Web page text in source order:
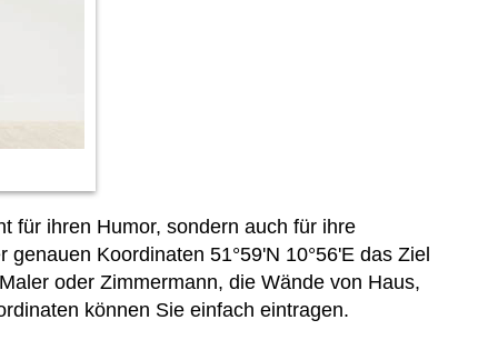
für ihren Humor, sondern auch für ihre
Koordinaten 51°59'N 10°56'E das Ziel
oder Zimmermann, die Wände von Haus,
können Sie einfach eintragen.